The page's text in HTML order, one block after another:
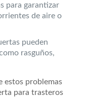
para garantizar
de aire o
pueden
rasguños,
estos problemas
para trasteros